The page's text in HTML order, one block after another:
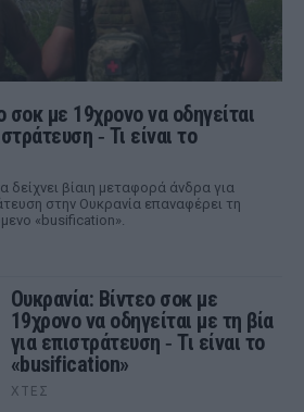
σοκ με 19χρονο να οδηγείται
‑ Τι είναι το
δείχνει βίαιη μεταφορά άνδρα για
στην Ουκρανία επαναφέρει τη
«busification».
Ουκρανία: Βίντεο σοκ με
19χρονο να οδηγείται με τη βία
για επιστράτευση ‑ Τι είναι το
«busification»
ΧΤΕΣ